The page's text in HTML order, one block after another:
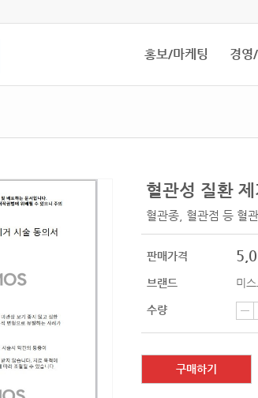
홍보/마케팅 경영
혈관성 질환
혈관종, 혈관점 등 혈
판매가격
브랜드 미
수량
구매하기